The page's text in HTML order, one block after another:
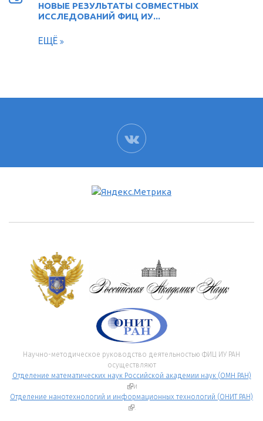
НОВЫЕ РЕЗУЛЬТАТЫ СОВМЕСТНЫХ
ИССЛЕДОВАНИЙ ФИЦ ИУ...
ЕЩЁ
ВК
Научно-методическое руководство деятельностью ФИЦ ИУ РАН
осуществляют
Отделение математических наук Российской академии наук (ОМН РАН)
(внешняя ссылка)
и
Отделение нанотехнологий и информационных технологий (ОНИТ РАН)
(внешняя ссылка)
.